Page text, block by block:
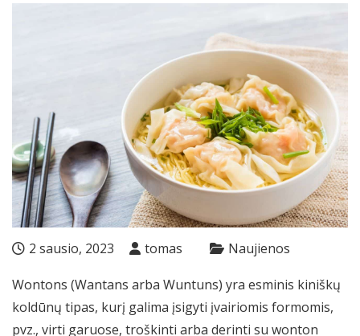
2 sausio, 2023 tomas Naujienos
Wontons (Wantans arba Wuntuns) yra esminis kiniškų
koldūnų tipas, kurį galima įsigyti įvairiomis formomis,
pvz., virti garuose, troškinti arba derinti su wonton